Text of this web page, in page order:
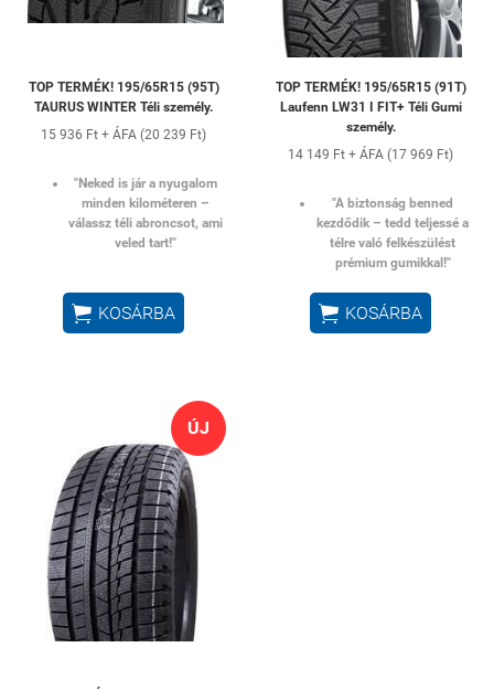
TOP TERMÉK! 195/65R15 (95T)
TAURUS WINTER Téli személy.
15 936 Ft + ÁFA (20 239 Ft)
"Neked is jár a nyugalom
minden kilométeren –
válassz téli abroncsot, ami
veled tart!"
 KOSÁRBA
TOP TERMÉK! 195/65R15 (91T)
Laufenn LW31 I FIT+ Téli Gumi
személy.
14 149 Ft + ÁFA (17 969 Ft)
"A biztonság benned
kezdődik – tedd teljessé a
télre való felkészülést
prémium gumikkal!"
 KOSÁRBA
ÚJ